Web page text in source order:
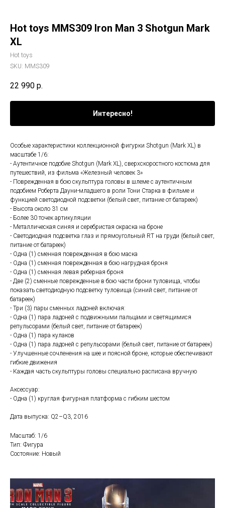
Hot toys MMS309 Iron Man 3 Shotgun Mark
XL
Hot toys
SKU: MMS309
22 990 р.
Интересно!
Особые характеристики коллекционной фигурки Shotgun (Mark XL) в
масштабе 1/6:
- Аутентичное подобие Shotgun (Mark XL), сверхскоростного костюма для
путешествий, из фильма «Железный человек 3»
- Поврежденная в бою скульптура головы в шлеме с аутентичным
подобием Роберта Дауни-младшего в роли Тони Старка в фильме и
функцией светодиодной подсветки (белый свет, питание от батареек)
- Высота около 31 см
- Более 30 точек артикуляции
- Металлическая синяя и серебристая окраска на броне
- Светодиодная подсветка глаз и прямоугольный RT на груди (белый свет,
питание от батареек)
- Одна (1) сменная поврежденная в бою маска
- Одна (1) сменная поврежденная в бою нагрудная броня
- Одна (1) сменная левая реберная броня
- Две (2) сменные поврежденные в бою части брони туловища, чтобы
показать светодиодную подсветку туловища (синий свет, питание от
батареек)
- Три (3) пары сменных ладоней включая:
- Одна (1) пара ладоней с подвижными пальцами и светящимися
репульсорами (белый свет, питание от батареек)
- Одна (1) пара кулаков
- Одна (1) пара ладоней с репульсорами (белый свет, питание от батареек)
- Улучшенные сочленения на шее и поясной броне, которые обеспечивают
гибкие движения
- Каждая часть скульптуры головы специально расписана вручную
Аксессуар:
- Одна (1) круглая фигурная платформа с гибким шестом
Дата выпуска: Q2–Q3, 2016
Масштаб: 1/6
Тип: Фигура
Состояние: Новый